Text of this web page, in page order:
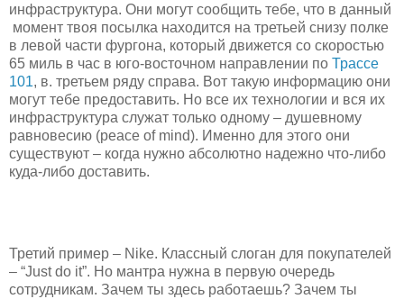
инфраструктура. Они могут сообщить тебе, что в данный
момент твоя посылка находится на третьей снизу полке
в левой части фургона, который движется со скоростью
65 миль в час в юго-восточном направлении по Трассе
101, в. третьем ряду справа. Вот такую информацию они
могут тебе предоставить. Но все их технологии и вся их
инфраструктура служат только одному – душевному
равновесию (peace of mind). Именно для этого они
существуют – когда нужно абсолютно надежно что-либо
куда-либо доставить.
Третий пример – Nike. Классный слоган для покупателей
– “Just do it”. Но мантра нужна в первую очередь
сотрудникам. Зачем ты здесь работаешь? Зачем ты